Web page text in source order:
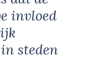
invloed
steden